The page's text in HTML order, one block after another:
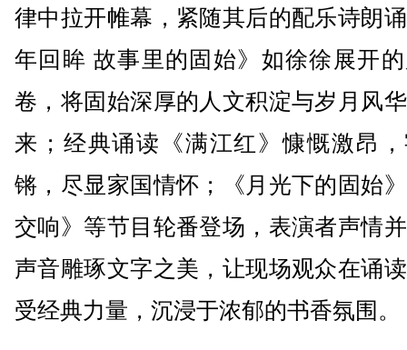
律中拉开帷幕，紧随其后的配乐诗朗
年回眸 故事里的固始》如徐徐展开
卷，将固始深厚的人文积淀与岁月风
来；经典诵读《满江红》慷慨激昂
锵，尽显家国情怀；《月光下的固始
交响》等节目轮番登场，表演者声情
声音雕琢文字之美，让现场观众在诵
受经典力量，沉浸于浓郁的书香氛围。